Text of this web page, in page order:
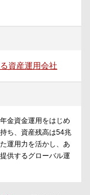
資産運用会社
金資金運用をはじめ
ち、資産残高は54兆
運用力を活かし、あ
供するグローバル運